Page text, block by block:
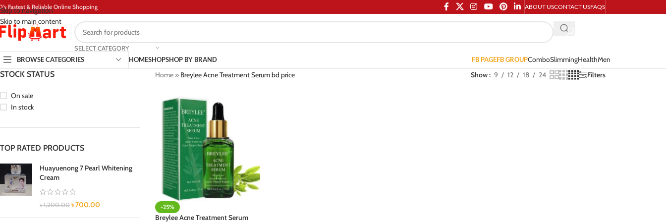
Skip to navigation
Skip to main content
Fastest & Reliable Online Shopping ABOUT USCONTACT USFAQS
SELECT CATEGORY
BROWSE CATEGORIES
HOMESHOPSHOP BY BRAND FB PAGEFB GROUPComboSlimmingHealthMen
STOCK STATUS
On sale
In stock
TOP RATED PRODUCTS
Huayuenong 7 Pearl Whitening
Cream
৳1,200.00 ৳700.00
Home» Breylee Acne Treatment Serum bd price Show 9 12 18 24 Filters
-25%
Breylee Acne Treatment Serum